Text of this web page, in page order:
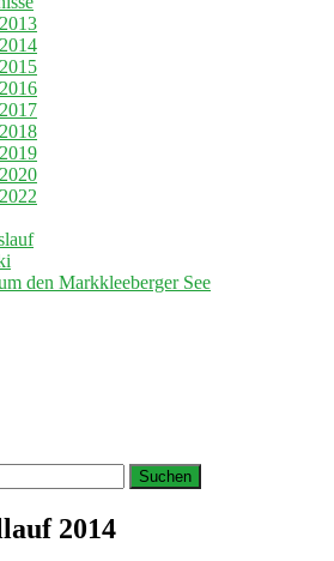
den Markkleeberger See
2014